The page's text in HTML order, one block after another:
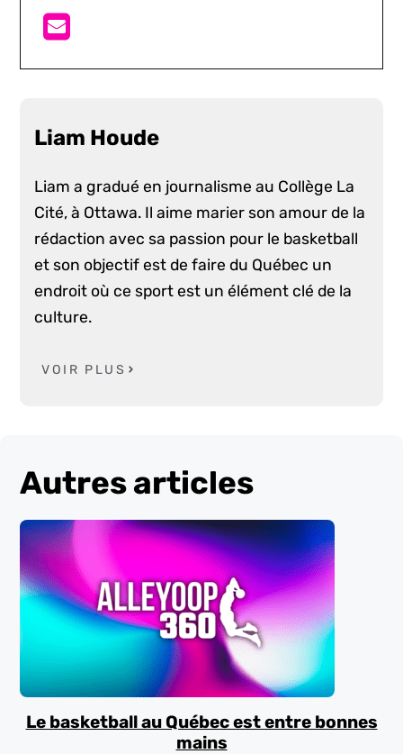
Liam Houde
Liam a gradué en journalisme au Collège La
Cité, à Ottawa. Il aime marier son amour de la
rédaction avec sa passion pour le basketball
et son objectif est de faire du Québec un
endroit où ce sport est un élément clé de la
culture.
VOIR PLUS
Autres articles
Le basketball au Québec est entre bonnes
mains